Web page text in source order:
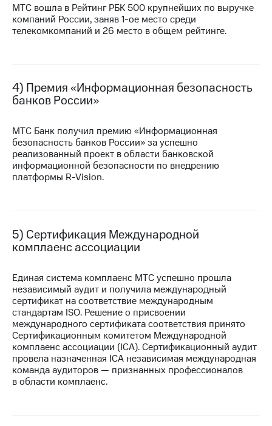
и акционерам
Корпоративное
Раскрытие
информации
Документы
ПАО
"МТС"
Собрания
акционеров
капитал
Контроль
Рынок
акций
Описание
Программа
приобретения
Порядок
выкупа
акций
Дивиденды
МТС вошла в Рейтинг РБК 500 крупнейших по выручке
компаний России, заняв1-ое место среди
телекомкомпаний и 26 место в общем рейтинге.
4) Премия «Информационная безопасность
банков России»
МТС Банк получил премию «Информационная
безопасность банков России» за успешно
реализованный проект в области банковской
информационной безопасности по внедрению
платформы R-Vision.
5) Сертификация Международной
комплаенс ассоциации
Единая система комплаенс МТС успешно прошла
независимый аудит и получила международный
сертификат на соответствие международным
стандартам ISO. Решение о присвоении
международного сертификата соответствия принято
Сертификационным комитетом Международной
комплаенс ассоциации (ICA). Сертификационный аудит
провела назначенная ICA независимая международная
команда аудиторов — признанных профессионалов
в области комплаенс.